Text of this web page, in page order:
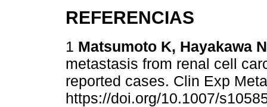
REFERENCIAS
1 Matsumoto K, Hayakawa
metastasis from renal cell
reported cases. Clin Exp
https://doi.org/10.1007/